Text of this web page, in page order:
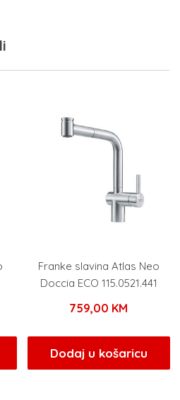
Franke slavina Atlas Neo
Doccia ECO 115.0521.441
759,00 KM
Dodaj u košaricu